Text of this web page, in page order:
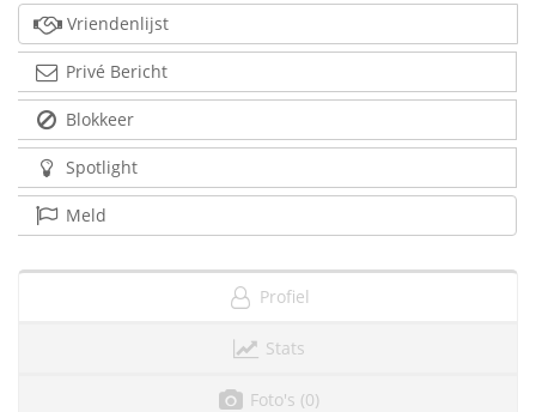
Vriendenlijst
Privé Bericht
Blokkeer
Spotlight
Meld
Profiel
Stats
Foto's (0)